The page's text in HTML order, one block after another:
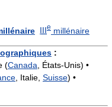
IIIe millénaire
:
(Canada, États-Unis) •
, Italie, Suisse) •